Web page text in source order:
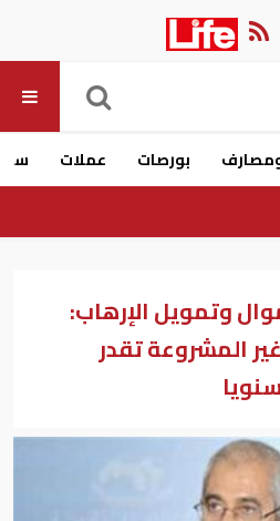
بورصات عملات
وتمويل الإرهاب:
المشروعة تقدر